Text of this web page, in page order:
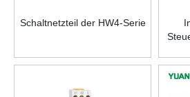
Schaltnetzteil der HW4-Serie